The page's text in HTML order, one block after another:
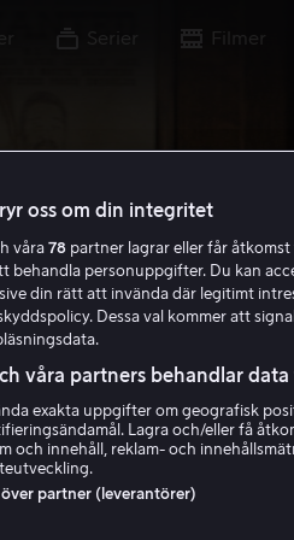
Serier Filmer
oss om din integritet
våra 78 partner lagrar eller får
behandla personuppgifter. Du kan
din rätt att invända där legitimt
Dessa val kommer att
våra partners behandlar
exakta uppgifter om geografisk
Lagra och/eller få
och innehåll, reklam- och
över partner (leverantörer)